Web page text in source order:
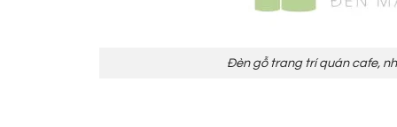
Đèn gỗ trang trí quán cafe,